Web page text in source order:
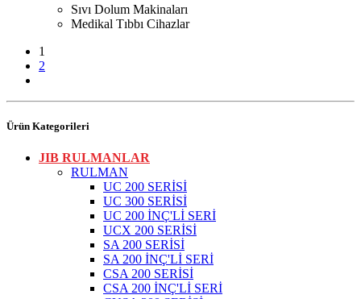
Sıvı Dolum Makinaları
Medikal Tıbbı Cihazlar
1
2
Ürün Kategorileri
JIB RULMANLAR
RULMAN
UC 200 SERİSİ
UC 300 SERİSİ
UC 200 İNÇ'Lİ SERİ
UCX 200 SERİSİ
SA 200 SERİSİ
SA 200 İNÇ'Lİ SERİ
CSA 200 SERİSİ
CSA 200 İNÇ'Lİ SERİ